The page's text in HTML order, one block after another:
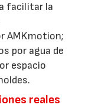
facilitar la
AMKmotion;
por agua de
espacio
reales